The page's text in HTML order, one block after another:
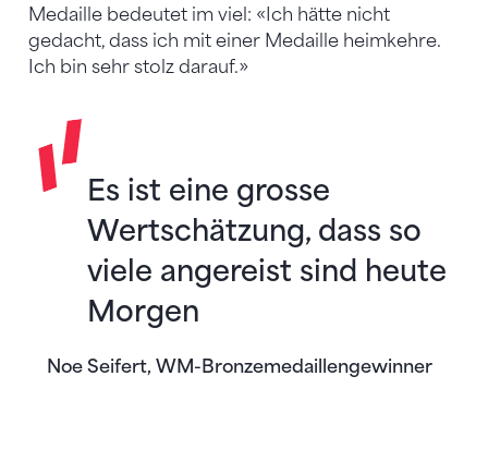
Medaille bedeutet im viel: «Ich hätte nicht
gedacht, dass ich mit einer Medaille heimkehre.
Ich bin sehr stolz darauf.»
Noe Seifert, WM-Bronzemedaillengewinner
Es ist eine grosse
Wertschätzung, dass so
viele angereist sind heute
Morgen